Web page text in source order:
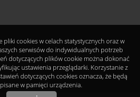
pliki cookies w celach statystycznych oraz w
serwisów do indywidualnych potrzeb
dotyczących plików cookie można dokonać
ustawienia przeglądarki. Korzystanie z
dotyczących cookies oznacza, że będą
w pamięci urządzenia.